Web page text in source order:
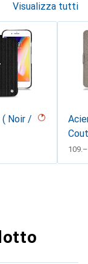
Visualizza tutti
( Noir /
CHF
109.–